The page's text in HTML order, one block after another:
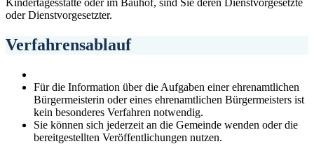
oder Dienstvorgesetzter.
Verfahrensablauf
Für die Information über die Aufgaben einer ehrenamtlichen
Bürgermeisterin oder eines ehrenamtlichen Bürgermeisters ist
kein besonderes Verfahren notwendig.
Sie können sich jederzeit an die Gemeinde wenden oder die
bereitgestellten Veröffentlichungen nutzen.